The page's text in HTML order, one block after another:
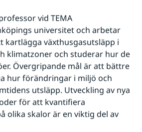
vid TEMA
universitet och arbetar
kartlägga växthusgasutsläpp i
klimatzoner och studerar hur de
Övergripande mål är att bättre
hur förändringar i miljö och
utsläpp. Utveckling av nya
för att kvantifiera
olika skalor är en viktig del av